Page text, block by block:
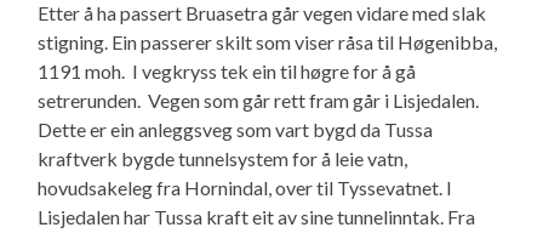
Etter å ha passert Bruasetra går vegen vidare med slak
stigning. Ein passerer skilt som viser råsa til Høgenibba,
1191 moh. I vegkryss tek ein til høgre for å gå
setrerunden. Vegen som går rett fram går i Lisjedalen.
Dette er ein anleggsveg som vart bygd da Tussa
kraftverk bygde tunnelsystem for å leie vatn,
hovudsakeleg fra Hornindal, over til Tyssevatnet. I
Lisjedalen har Tussa kraft eit av sine tunnelinntak. Fra